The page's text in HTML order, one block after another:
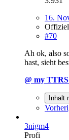
16.
#70
Ah ok, also
hast, sieht
@ my
Inhalt
3nigm4
Profi